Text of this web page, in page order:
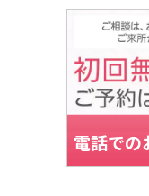
電話での